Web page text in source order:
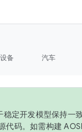
备 汽车
定开发模型保持一
代码。如需构建